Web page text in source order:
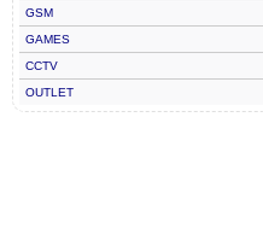
GSM
GAMES
CCTV
OUTLET